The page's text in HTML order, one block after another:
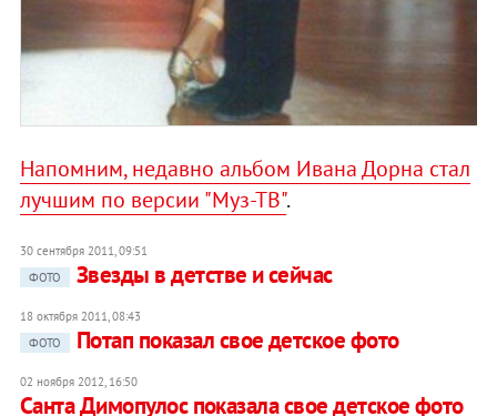
Напомним, недавно альбом Ивана Дорна стал
лучшим по версии "Муз-ТВ".
30 сентября 2011, 09:51
ФОТО
Звезды в детстве и сейчас
18 октября 2011, 08:43
ФОТО
Потап показал свое детское фото
02 ноября 2012, 16:50
Санта Димопулос показала свое детское фото